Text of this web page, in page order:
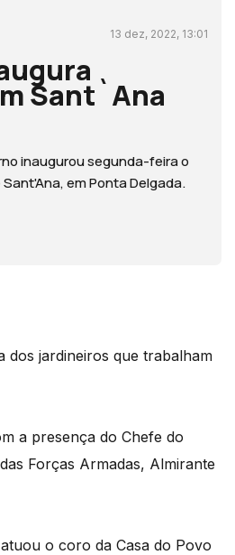
13 dez, 2022, 13:01
Sant`Ana
inaugurou segunda-feira o
em Ponta Delgada.
dos jardineiros que trabalham
a presença do Chefe do
Forças Armadas, Almirante
o coro da Casa do Povo